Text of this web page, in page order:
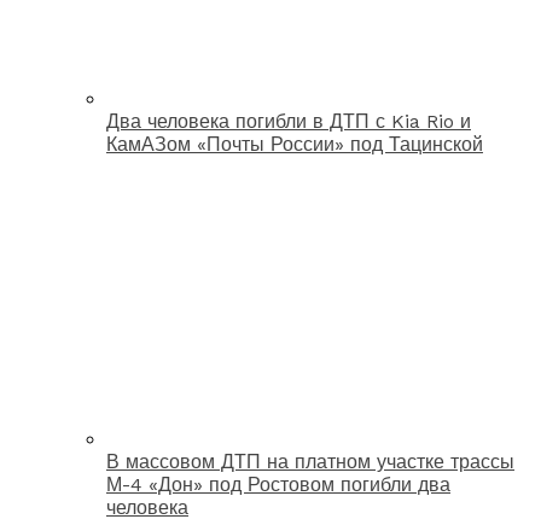
Два человека погибли в ДТП с Kia Rio и
КамАЗом «Почты России» под Тацинской
В массовом ДТП на платном участке трассы
М-4 «Дон» под Ростовом погибли два
человека